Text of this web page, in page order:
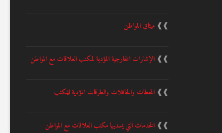
❱❱ميثاق المواطن
❱❱الإشارات الخارجية المؤدية لمكتب العلاقات مع المواطن
❱❱المحطات والحافلات والطرقات المؤدية للمكتب
❱❱الخدمات التي يسديها مكتب العلاقات مع المواطن